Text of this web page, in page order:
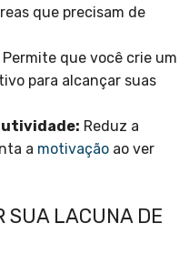
que precisam de
Permite que você crie um
para alcançar suas
Reduz a
a motivação ao ver
SUA LACUNA DE